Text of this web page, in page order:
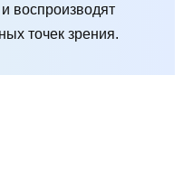
воспроизводят
точек зрения.